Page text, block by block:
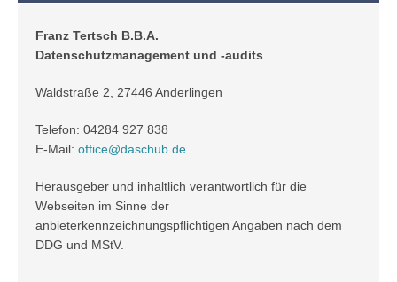
Franz Tertsch B.B.A.
Datenschutzmanagement und -audits
Waldstraße 2, 27446 Anderlingen
Telefon: 04284 927 838
E-Mail: office@daschub.de
Herausgeber und inhaltlich verantwortlich für die
Webseiten im Sinne der
anbieterkennzeichnungspflichtigen Angaben nach dem
DDG und MStV.